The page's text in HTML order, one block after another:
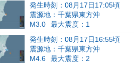
発生時刻：08月17日17:05頃
震源地：千葉県東方沖
M3.0
最大震度：1
発生時刻：08月17日16:55頃
震源地：千葉県東方沖
M4.6
最大震度：2